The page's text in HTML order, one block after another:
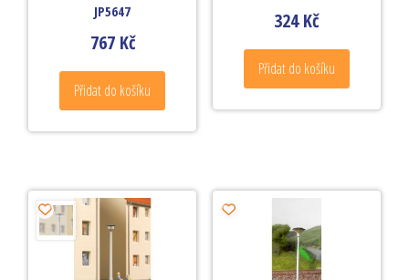
JP5647
767 Kč
Přidat do košíku
324Kč
Přidat do košíku